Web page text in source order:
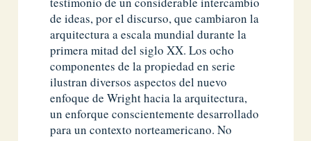
de ideas, por el discurso, que cambiaron la
arquitectura a escala mundial durante la
primera mitad del siglo XX. Los ocho
componentes de la propiedad en serie
ilustran diversos aspectos del nuevo
enfoque de Wright hacia la arquitectura,
un enforque conscientemente desarrollado
para un contexto norteamericano. No